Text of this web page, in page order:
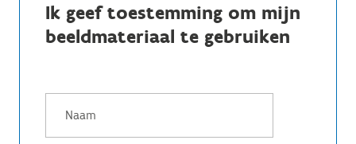
Ik geef toestemming om mijn
beeldmateriaal te gebruiken